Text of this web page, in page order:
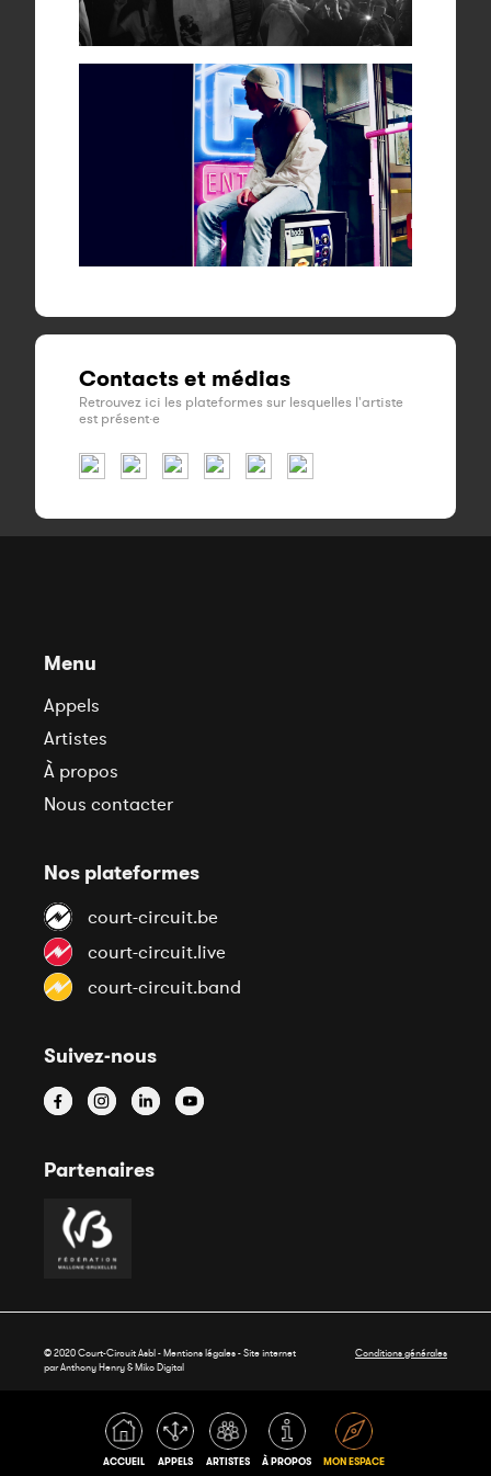
ACCUEIL APPELS ARTISTES À PROPOS MON ESPACE
Contacts et médias
Retrouvez ici les plateformes sur lesquelles l'artiste
est présent·e
Menu
Appels
Artistes
À propos
Nous contacter
Nos plateformes
court-circuit.be
court-circuit.live
court-circuit.band
Suivez-nous
Partenaires
© 2020 Court-Circuit Asbl - Mentions légales - Site internet
par Anthony Henry &Miko Digital
Conditions générales